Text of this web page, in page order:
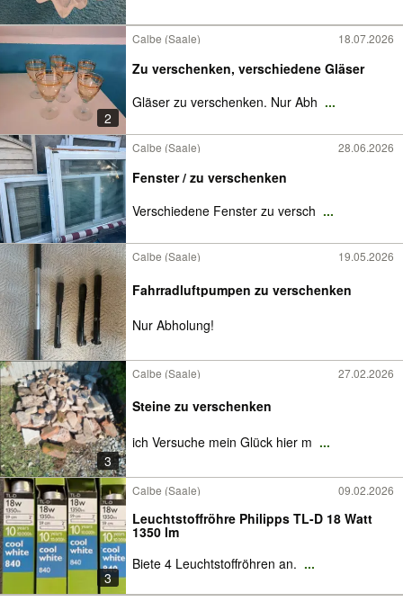
2
Calbe (Saale) 18.07.2026
Zu verschenken, verschiedene Gläser
Gläser zu verschenken. Nur Abh ...
Calbe (Saale) 28.06.2026
Fenster / zu verschenken
Verschiedene Fenster zu versch ...
Calbe (Saale) 19.05.2026
Fahrradluftpumpen zu verschenken
Nur Abholung!
3
Calbe (Saale) 27.02.2026
Steine zu verschenken
ich Versuche mein Glück hier m ...
3
Calbe (Saale) 09.02.2026
Leuchtstoffröhre Philipps TL-D 18 Watt
1350 lm
Biete 4 Leuchtstoffröhren an. ...